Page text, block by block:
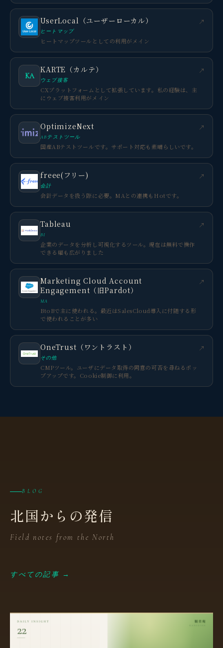
UserLocal（ユーザーローカル）
ヒートマップ
ヒートマップツールとしての利用がメイン
↗
KA
KARTE（カルテ）
ウェブ接客
CXプラットフォームとして拡張しています。私の経験は、主
にウェブ接客利用がメイン
↗
OptimizeNext
ABテストツール
国産ABテストツールです。サポート対応も素晴らしいです。
↗
freee(フリー)
会計
会計データを扱う際に必要。MAとの連携もHotです。
↗
Tableau
BI
企業のデータを分析し可視化するツール。現在は無料で操作
できる幅も広がりました
↗
Marketing Cloud Account
Engagement（旧Pardot）
MA
BtoBで主に使われる。最近はSalesCloud導入に付随する形
で使われることが多い
↗
OneTrust（ワントラスト）
その他
CMPツール。ユーザにデータ取得の同意の可否を尋ねるポッ
プアップです。Cookie制御に利用。
↗
BLOG
北国からの発信
Field notes from the North
すべての記事 →